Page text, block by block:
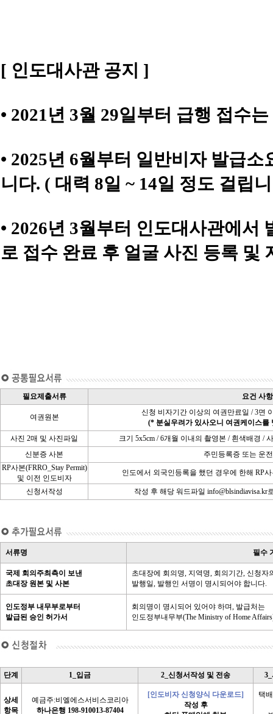
[ 인도대사관 공지 ]
• 2021년 3월 29일부터 급행 접수
• 2025년 6월부터 일반비자 발급
니다. ( 대력 8일 ~ 14일 정도 걸립
• 2026년 3월부터 인도대사관에
로 접수 완료 후 얼굴 사진 등록 및
필요제출서류 요건 사항
여권원본
신청 비자기간 이상의 여권만료일 / 3면
(* 분실우려가 있사오니 여권케이스를
사진 2매 및 사진파일
크기 5x5cm / 6개월 이내의 촬영본 / 흰색배경 /
신분증 사본
주민등록증 또는 운
RP사본(FRRO_Stay Permit)
및 이전 인도비자
인도에서 외국인등록을 했던 경우에 한해 RP
신청서작성 작성 후 해당 워드파일 info@blsindiavisa.kr
서류명 필수
국제 회의주최측이 보낸
초대장 원본 및 사본
초대장에 회의명, 지역명, 회의기간, 신청자
발행일, 발행인 서명이 명시되어야 합니다.
인도정부 내무부로부터
발급된 승인 허가서
회의명이 명시되어 있어야 하며, 발급처는
인도정부내무부(The Ministry of Home
단계 1_입금 2_신청서작성 및 전송
상세
항목
예금주:비엘에스서비스코리아
하나은행 198-910013-87404
[인도비자 신청양식 다운로드]
작성 후
택